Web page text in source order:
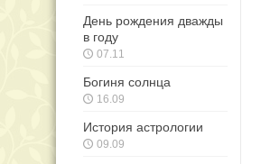
День рождения дважды
в году
07.11
Богиня солнца
16.09
История астрологии
09.09